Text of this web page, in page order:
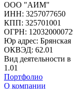
ООО "АИМ"
ИНН: 3257077650
КПП: 325701001
ОГРН:
Юр адрес: Брянская
ОКВЭД: 62.01
Вид деятельности
1.01
Портфолио
О компании